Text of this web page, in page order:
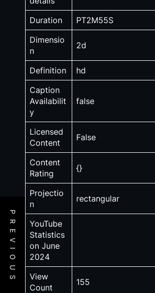
Duration
PT2M55S
Dimensio
n
2d
Definition
hd
Caption
Availabilit
y
false
Licensed
Content
False
Content
Rating
{}
Projectio
n
rectangular
YouTube
Statistics
on June
2024
View
Count
155
PREVIOUS